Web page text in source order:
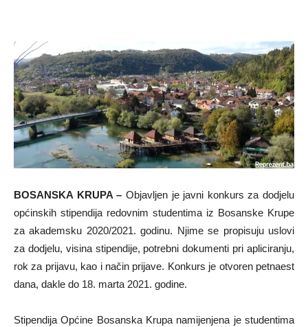
BOSANSKA KRUPA – Objavljen je javni konkurs za dodjelu
općinskih stipendija redovnim studentima iz Bosanske Krupe
za akademsku 2020/2021. godinu. Njime se propisuju uslovi
za dodjelu, visina stipendije, potrebni dokumenti pri apliciranju,
rok za prijavu, kao i način prijave. Konkurs je otvoren petnaest
dana, dakle do 18. marta 2021. godine.
Stipendija Općine Bosanska Krupa namijenjena je studentima